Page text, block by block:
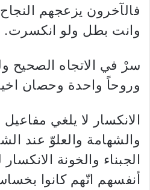
فالآخرون يزعجهم
وانت بطل ولو انكسرت.
سرْ في الاتجاه الصحيح
وروحاً واحدة وحصان
الانكسار لا يلغي
والشهامة والعلوّ عند
الجبناء والخونة
أنفسهم انّهم كانوا